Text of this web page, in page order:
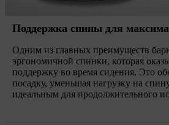
Поддержка спины для
Одним из главных преимуществ
эргономичной спинки, которая
поддержку во время сидения. Это
посадку, уменьшая нагрузку на
идеальным для продолжительного